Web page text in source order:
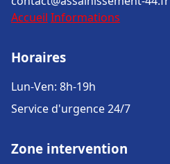
Accueil Informations
Horaires
Lun-Ven: 8h-19h
Service d'urgence 24/7
Zone intervention